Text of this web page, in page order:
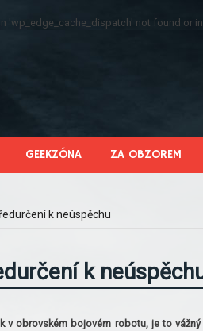
'wp_edge_cache_dispatch' not found or
GEEKZÓNA ZA OBZOREM
k neúspěchu
k
v obrovském bojovém robotu, je to